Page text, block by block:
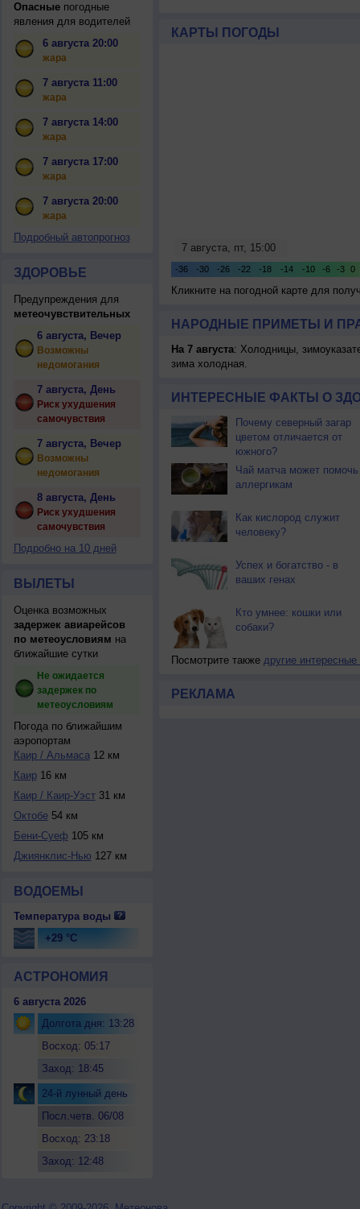
Опасныепогодные
явления для водителей
6 августа 20:00
жара
7 августа 11:00
жара
7 августа 14:00
жара
7 августа 17:00
жара
7 августа 20:00
жара
Подробный автопрогноз
ЗДОРОВЬЕ
Предупреждения для
метеочувствительных
6 августа, Вечер
Возможны
недомогания
7 августа, День
Риск ухудшения
самочувствия
7 августа, Вечер
Возможны
недомогания
8 августа, День
Риск ухудшения
самочувствия
Подробно на 10 дней
ВЫЛЕТЫ
Оценка возможных
задержек авиарейсов
по метеоусловиям на
ближайшие сутки
Не ожидается
задержек по
метеоусловиям
Погода по ближайшим
аэропортам
Каир / Альмаса12 км
Каир16 км
Каир / Каир-Уэст31 км
Октобе54 км
Бени-Суеф 105 км
Джиянклис-Нью 127 км
ВОДОЕМЫ
Температура воды
+29 °C
АСТРОНОМИЯ
6 августа 2026
Долгота дня: 13:28
Восход: 05:17
Заход: 18:45
24-й лунный день
Посл.четв. 06/08
Восход: 23:18
Заход: 12:48
КАРТЫ ПОГОДЫ
Кликните на погодной карте для
НАРОДНЫЕ ПРИМЕТЫ И
На 7 августа: Холодницы,
зима холодная.
ИНТЕРЕСНЫЕ ФАКТЫ О
Почему северный загар
цветом отличается от
южного?
Чай матча может помочь
аллергикам
Как кислород служит
человеку?
Успех и богатство - в
ваших генах
Кто умнее: кошки или
собаки?
Посмотрите также другие интересные
РЕКЛАМА